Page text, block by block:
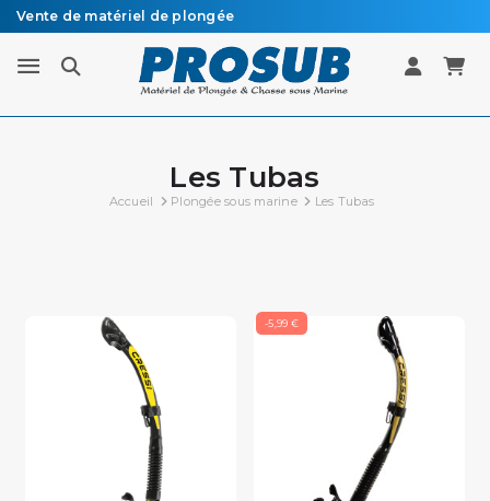
Vente de matériel de plongée
Livraison sous 48h à 72h en colissimo recommandé
Les Tubas
Accueil Plongée sous marine Les Tubas
-5,99 €